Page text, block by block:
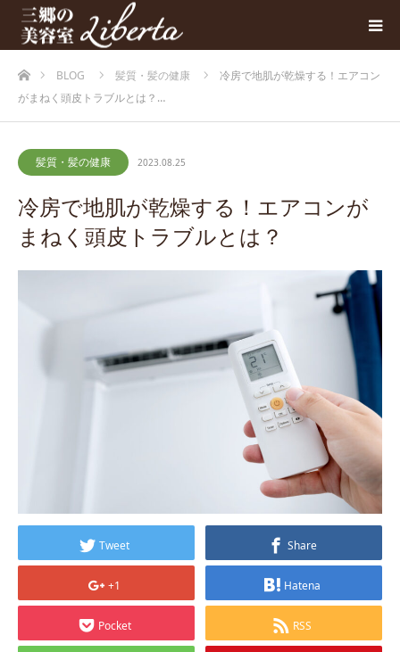
ホームBLOG 髪質・髪の健康
冷房で地肌が乾燥する！エアコン
がまねく頭皮トラブルとは？…
髪質・髪の健康 2023.08.25
冷房で地肌が乾燥する！エアコンが
まねく頭皮トラブルとは？
Tweet Share
+1 Hatena
Pocket RSS